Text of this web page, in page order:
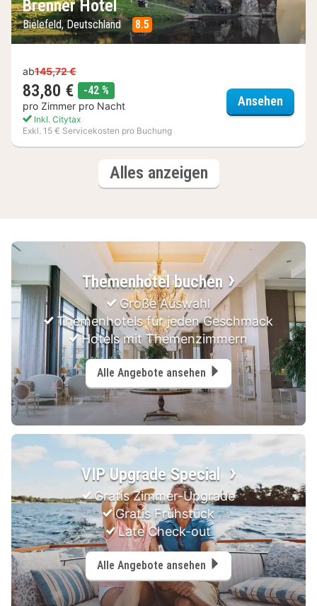
Brenner Hotel
Bielefeld, Deutschland 8.5
ab145,72 €
83,80 € -42 %
pro Zimmer pro Nacht
Inkl. Citytax
Exkl. 15 € Servicekosten pro Buchung
Ansehen
Alles anzeigenHotels
Themenhotel buchen
Große Auswahl
Themenhotels für jeden Geschmack
Hotels mit Themenzimmern
Alle Angebote ansehen
VIP Upgrade Special
Gratis Zimmer-Upgrade
Gratis Frühstück
Late Check-out
Alle Angebote ansehen